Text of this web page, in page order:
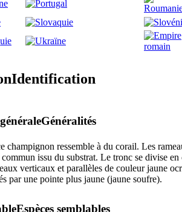
Identification
Généralités
champignon ressemble à du corail. Les
commun issu du substrat. Le tronc se divise en
verticaux et parallèles de couleur jaune
par une pointe plus jaune (jaune soufre).
Espèces semblables